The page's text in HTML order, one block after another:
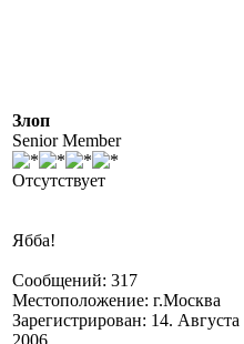
Злоп
Senior Member
Отсутствует
Ябба!
Сообщений: 317
Местоположение: г.Москва
Зарегистрирован: 14. Августа
2006